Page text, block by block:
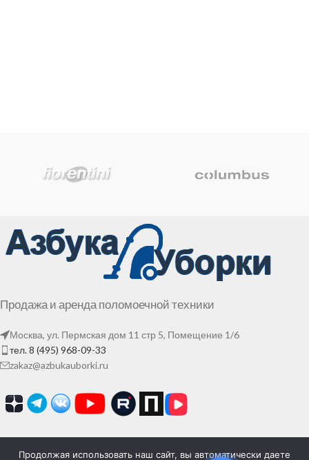
Продажа и аренда поломоечной техники
Москва, ул. Пермская дом 11 стр 5, Помещение 1/6
тел. 8 (495) 968-09-33
zakaz@azbukauborki.ru
Продолжая использовать наш сайт, вы автоматически даете